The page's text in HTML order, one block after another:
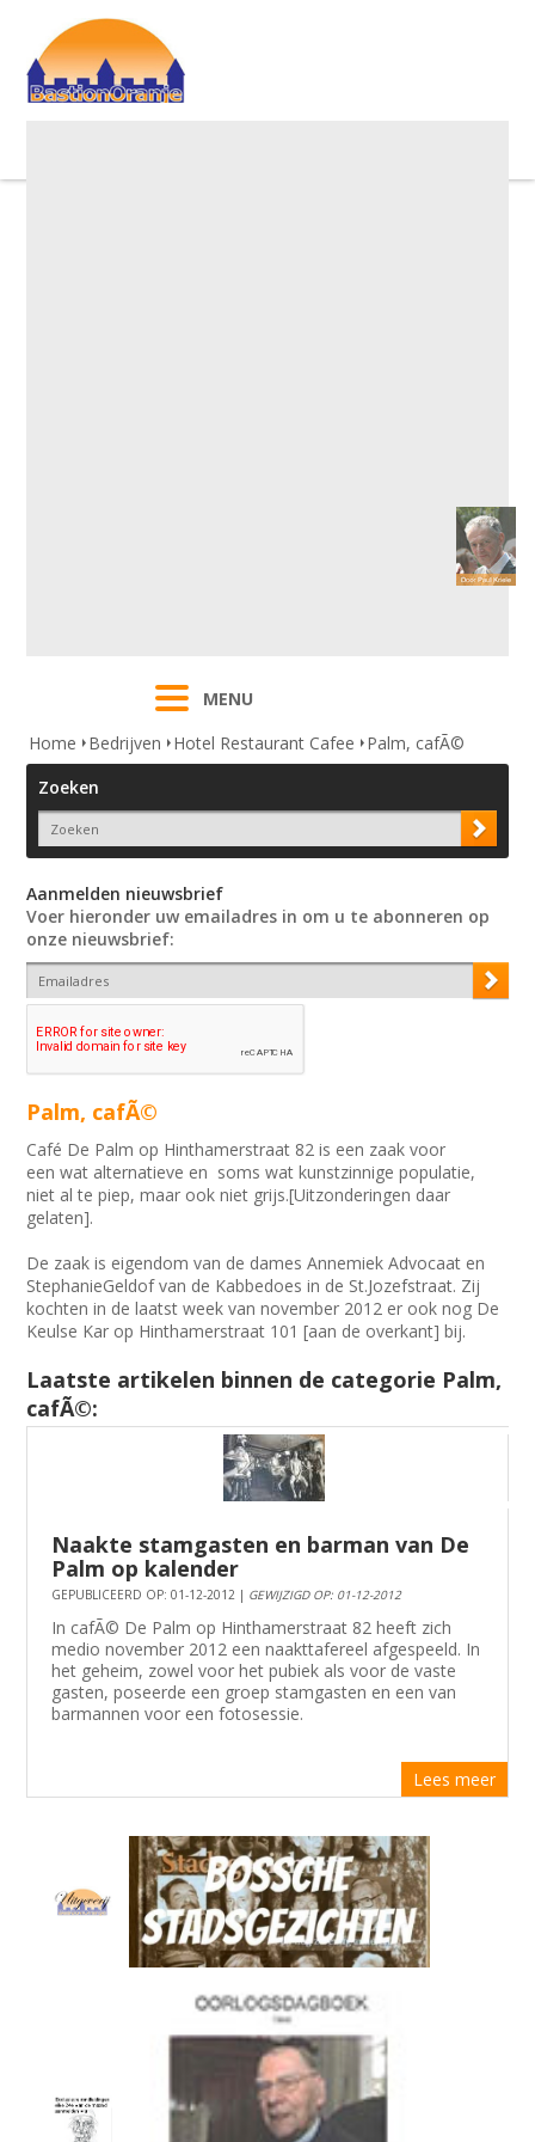
MENU
Home
Bedrijven Hotel Restaurant Cafee
Palm, cafÃ©
Zoeken
Aanmelden nieuwsbrief
Voer hieronder uw emailadres in om u te abonneren op
onze nieuwsbrief:
Palm, cafÃ©
Café De Palm op Hinthamerstraat 82 is een zaak voor
een wat alternatieve en soms wat kunstzinnige populatie,
niet al te piep, maar ook niet grijs.[Uitzonderingen daar
gelaten].
De zaak is eigendom van de dames Annemiek Advocaat en
StephanieGeldof van de Kabbedoes in de St.Jozefstraat. Zij
kochten in de laatst week van november 2012 er ook nog De
Keulse Kar op Hinthamerstraat 101 [aan de overkant] bij.
Laatste artikelen binnen de categorie Palm,
cafÃ©:
Naakte stamgasten en barman van De
Palm op kalender
GEPUBLICEERD OP: 01-12-2012 | GEWIJZIGD OP: 01-12-2012
In cafÃ© De Palm op Hinthamerstraat 82 heeft zich
medio november 2012 een naakttafereel afgespeeld. In
het geheim, zowel voor het pubiek als voor de vaste
gasten, poseerde een groep stamgasten en een van
barmannen voor een fotosessie.
Lees meer